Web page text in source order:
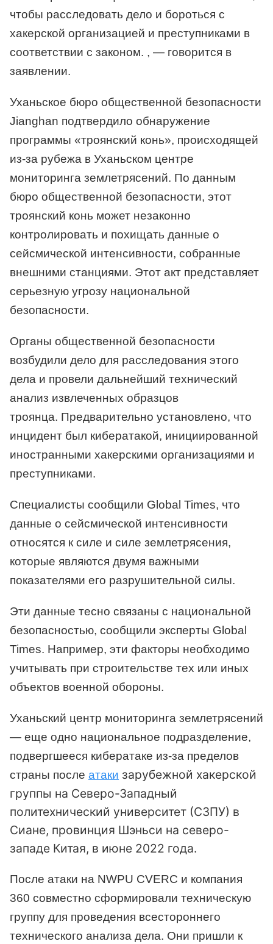
чтобы расследовать дело и бороться с
хакерской организацией и преступниками в
соответствии с законом. , — говорится в
заявлении.
Уханьское бюро общественной безопасности
Jianghan подтвердило обнаружение
программы «троянский конь», происходящей
из-за рубежа в Уханьском центре
мониторинга землетрясений. По данным
бюро общественной безопасности, этот
троянский конь может незаконно
контролировать и похищать данные о
сейсмической интенсивности, собранные
внешними станциями. Этот акт представляет
серьезную угрозу национальной
безопасности.
Органы общественной безопасности
возбудили дело для расследования этого
дела и провели дальнейший технический
анализ извлеченных образцов
троянца. Предварительно установлено, что
инцидент был кибератакой, инициированной
иностранными хакерскими организациями и
преступниками.
Специалисты сообщили Global Times, что
данные о сейсмической интенсивности
относятся к силе и силе землетрясения,
которые являются двумя важными
показателями его разрушительной силы.
Эти данные тесно связаны с национальной
безопасностью, сообщили эксперты Global
Times. Например, эти факторы необходимо
учитывать при строительстве тех или иных
объектов военной обороны.
Уханьский центр мониторинга землетрясений
— еще одно национальное подразделение,
подвергшееся кибератаке из-за пределов
страны после атаки зарубежной хакерской
группы на Северо-Западный
политехнический университет (СЗПУ) в
Сиане, провинция Шэньси на северо-
западе Китая, в июне 2022 года.
После атаки на NWPU CVERC и компания
360 совместно сформировали техническую
группу для проведения всестороннего
технического анализа дела. Они пришли к